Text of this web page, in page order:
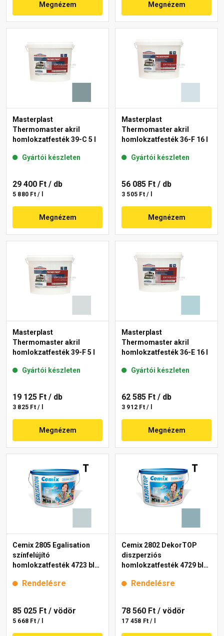
Megnézem Megnézem
Masterplast
Thermomaster akril
homlokzatfesték 39-C 5 l
Gyártói készleten
29 400 Ft / db
5 880 Ft / l
Megnézem
Masterplast
Thermomaster akril
homlokzatfesték 36-F 16 l
Gyártói készleten
56 085 Ft / db
3 505 Ft / l
Megnézem
Masterplast
Thermomaster akril
homlokzatfesték 39-F 5 l
Gyártói készleten
19 125 Ft / db
3 825 Ft / l
Megnézem
Masterplast
Thermomaster akril
homlokzatfesték 36-E 16 l
Gyártói készleten
62 585 Ft / db
3 912 Ft / l
Megnézem
Cemix 2805 Egalisation
színfelújító
homlokzatfesték 4723 blue
Rendelésre
85 025 Ft / vödör
5 668 Ft / l
Cemix 2802 DekorTOP
diszperziós
homlokzatfesték 4729 blue
Rendelésre
78 560 Ft / vödör
17 458 Ft / l